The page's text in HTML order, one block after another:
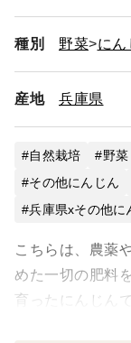
種別 野菜 にん
産地 兵庫県
自然栽培 野菜
その他にんじん
兵庫県xその他に
こちらは、農薬
めた一切の肥料
育ったにんじん